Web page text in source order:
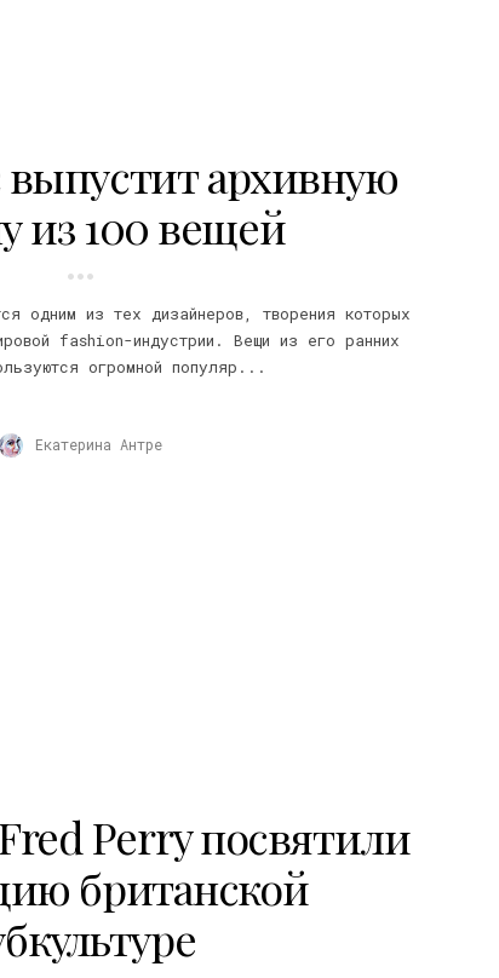
архивную
из 100 вещей
одним из тех дизайнеров, творения которых
fashion-индустрии. Вещи из его ранних
огромной популяр...
Екатерина Антре
Perry посвятили
британской